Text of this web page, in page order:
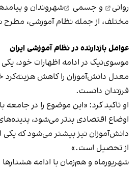
روانی
وجسمی
شهروندان و
مختلف، از جمله نظام آموزشی،
عوامل بازدارنده در نظام آموزشی ایران
موسوی‌نیک در ادامه اظهارات خود، یکی
معدل دانش‌آموزان را کاهش هزینه‌کرد
فرزندان دانست.
او تاکید کرد: «این موضوع را در جامعه
اوضاع اقتصادی بدتر می‌شود، پدیده‌های
دانش‌آموزان نیز بیشتر می‌شود که یکی
از تحصیل است.»
شهریورماه و هم‌زمان با ادامه